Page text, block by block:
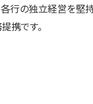
各行の独立経営を堅
携です。